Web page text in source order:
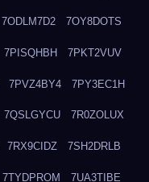
7ODLM7D2 7OY8DOTS
7PISQHBH 7PKT2VUV
7PVZ4BY4 7PY3EC1H
7QSLGYCU 7R0ZOLUX
7RX9CIDZ 7SH2DRLB
7TYDPROM 7UA3TIBE